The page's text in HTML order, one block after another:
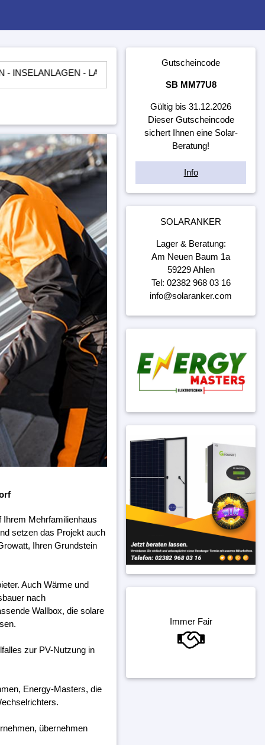
- LADEREGLER - BATTERIEN - WECHSELRICHTER -
Ihrem Mehrfamilienhaus
setzen das Projekt auch
Ihren Grundstein
Auch Wärme und
nach
Wallbox, die solare
zur PV-Nutzung in
Energy-Masters, die
übernehmen
Gutscheincode
SB MM77U8
Gültig bis 31.12.2026
Dieser Gutscheincode
sichert Ihnen eine Solar-
Beratung!
Info
SOLARANKER
Lager & Beratung:
Am Neuen Baum 1a
59229 Ahlen
Tel: 02382 968 03 16
info@solaranker.com
Immer Fair